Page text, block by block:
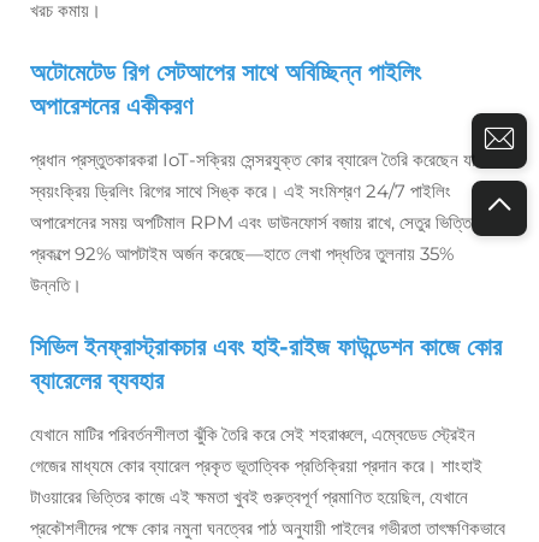
খরচ কমায়।
অটোমেটেড রিগ সেটআপের সাথে অবিচ্ছিন্ন পাইলিং
অপারেশনের একীকরণ
প্রধান প্রস্তুতকারকরা IoT-সক্রিয় সেন্সরযুক্ত কোর ব্যারেল তৈরি করেছেন যা
স্বয়ংক্রিয় ড্রিলিং রিগের সাথে সিঙ্ক করে। এই সংমিশ্রণ 24/7 পাইলিং
অপারেশনের সময় অপটিমাল RPM এবং ডাউনফোর্স বজায় রাখে, সেতুর ভিত্তি
প্রকল্পে 92% আপটাইম অর্জন করেছে—হাতে লেখা পদ্ধতির তুলনায় 35%
উন্নতি।
সিভিল ইনফ্রাস্ট্রাকচার এবং হাই-রাইজ ফাউন্ডেশন কাজে কোর
ব্যারেলের ব্যবহার
যেখানে মাটির পরিবর্তনশীলতা ঝুঁকি তৈরি করে সেই শহরাঞ্চলে, এম্বেডেড স্ট্রেইন
গেজের মাধ্যমে কোর ব্যারেল প্রকৃত ভূতাত্বিক প্রতিক্রিয়া প্রদান করে। শাংহাই
টাওয়ারের ভিত্তির কাজে এই ক্ষমতা খুবই গুরুত্বপূর্ণ প্রমাণিত হয়েছিল, যেখানে
প্রকৌশলীদের পক্ষে কোর নমুনা ঘনত্বের পাঠ অনুযায়ী পাইলের গভীরতা তাৎক্ষণিকভাবে